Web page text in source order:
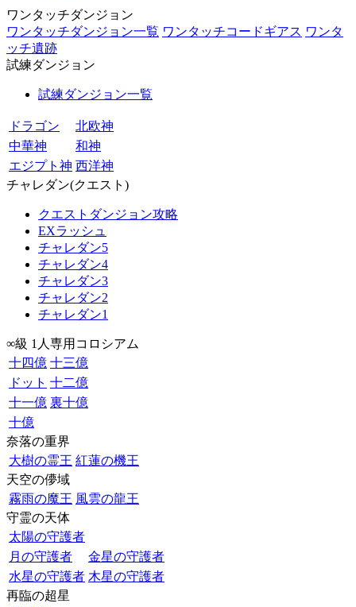
ワンタッチダンジョン
ワンタッチダンジョン一覧 ワンタッチコードギアス ワンタ
ッチ遺跡
試練ダンジョン
試練ダンジョン一覧
ドラゴン
北欧神
中華神
和神
エジプト神 西洋神
チャレダン(クエスト)
クエストダンジョン攻略
EXラッシュ
チャレダン5
チャレダン4
チャレダン3
チャレダン2
チャレダン1
∞級 1人専用コロシアム
十四億 十三億
ドット 十二億
十一億 裏十億
十億
奈落の重界
大樹の霊王 紅蓮の機王
天空の儚域
霧雨の魔王 風雲の龍王
守霊の天体
太陽の守護者
月の守護者
金星の守護者
水星の守護者 木星の守護者
再臨の超星